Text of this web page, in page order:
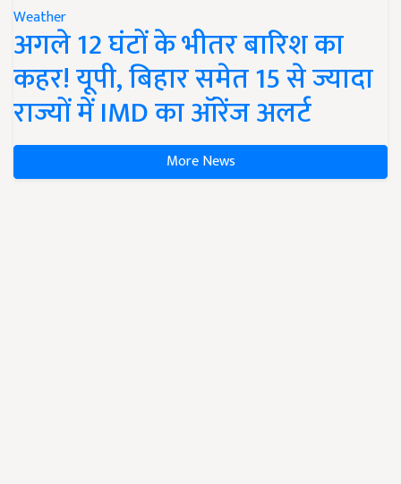
Weather
अगले 12 घंटों के भीतर बारिश का
कहर! यूपी, बिहार समेत 15 से ज्यादा
राज्यों में IMD का ऑरेंज अलर्ट
More News